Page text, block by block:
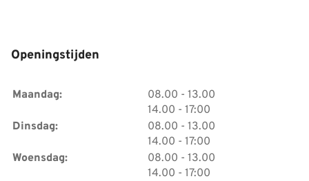
Openingstijden
Maandag: 08.00 tot
- 13.00
14.00 tot
- 17:00
Dinsdag:
08.00 tot
- 13.00
14.00 tot
- 17:00
Woensdag:
08.00 tot
- 13.00
14.00 tot
- 17:00